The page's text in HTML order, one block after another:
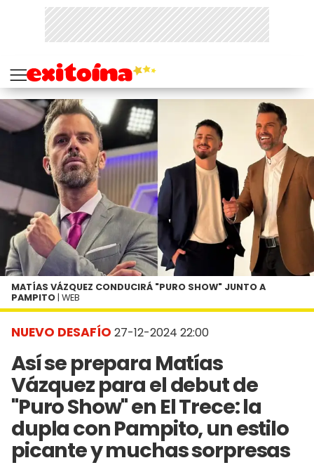
NUEVO DESAFÍO 27-12-2024 22:00
Así se prepara Matías
Vázquez para el debut de
"Puro Show" en El Trece: la
dupla con Pampito, un estilo
picante y muchas sorpresas
MATÍAS VÁZQUEZ CONDUCIRÁ "PURO SHOW" JUNTO A
PAMPITO | WEB